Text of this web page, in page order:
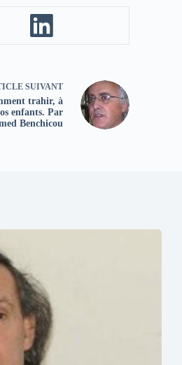
SUIVANT
trahir, à
enfants. Par
Benchicou